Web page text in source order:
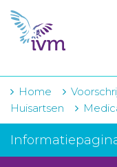
VMI
FTO
IVM-academie
Home
Huisartsen